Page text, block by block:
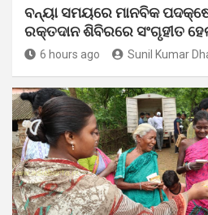
ବନ୍ୟା ସମୟରେ ମାନବିକ
ରକ୍ତଦାନ ଶିବିରରେ ସଂଗୃହୀତ
6 hours ago Sunil Kumar